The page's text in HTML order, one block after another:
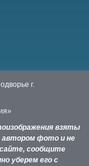
г.
взяты
автором фото и не
сообщите
уберем его с